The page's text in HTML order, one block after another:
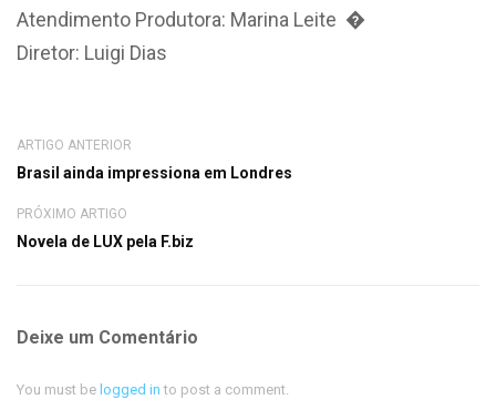
Atendimento Produtora: Marina Leite �
Diretor: Luigi Dias
ARTIGO ANTERIOR
Brasil ainda impressiona em Londres
PRÓXIMO ARTIGO
Novela de LUX pela F.biz
Deixe um Comentário
You must be logged in to post a comment.